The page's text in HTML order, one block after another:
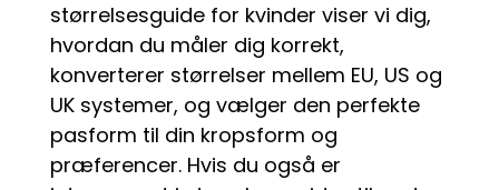
størrelsesguide for kvinder viser vi dig,
hvordan du måler dig korrekt,
konverterer størrelser mellem EU, US og
UK systemer, og vælger den perfekte
pasform til din kropsform og
præferencer. Hvis du også er